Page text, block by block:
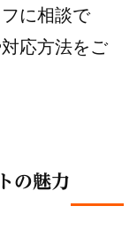
に相談で
応方法をご
の魅力